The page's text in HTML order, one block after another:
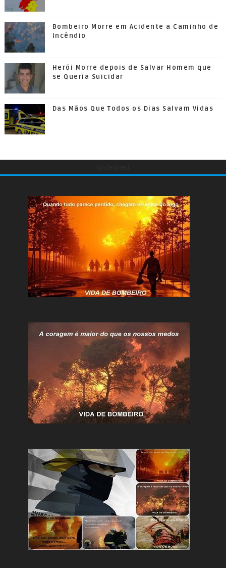
Bombeiro Morre em Acidente a Caminho de
Incêndio
Herói Morre depois de Salvar Homem que
se Queria Suicidar
Das Mãos Que Todos os Dias Salvam Vidas